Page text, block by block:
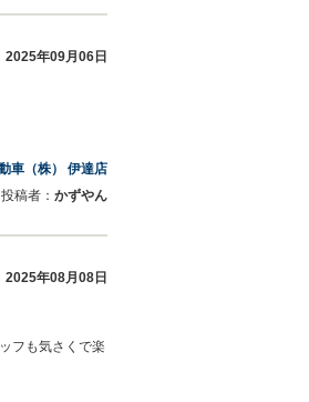
2025年09月06日
車（株） 伊達店
投稿者： かずやん
2025年08月08日
フも気さくで楽